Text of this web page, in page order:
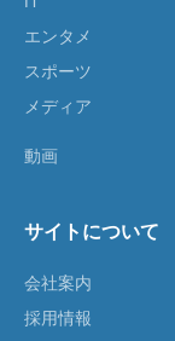
エンタメ
スポーツ
メディア
動画
サイトについて
会社案内
採用情報